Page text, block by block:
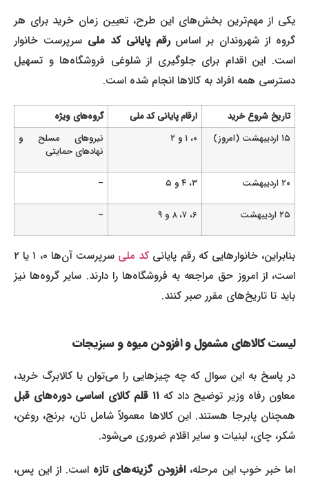
یکی از مهم‌ترین بخش‌های این طرح، تعیین زمان خرید برای هر
گروه از شهروندان بر اساسرقم پایانی کد ملیسرپرست خانوار
است. این اقدام برای جلوگیری از شلوغی فروشگاه‌ها و تسهیل
دسترسی همه افراد به کالاها انجام شده است.
تاریخ شروع خرید ارقام پایانی کد ملی
گروه‌های ویژه
نیروهای مسلح و
نهادهای حمایتی
بنابراین، خانوارهایی که رقم پایانیکد ملیسرپرست آن‌ها۰، ۱ یا ۲
است، از امروز حق مراجعه به فروشگاه‌ها را دارند. سایر گروه‌ها نیز
باید تا تاریخ‌های مقرر صبر کنند.
لیست کالاهای مشمول و افزودن میوه و سبزیجات
در پاسخ به این سوال که چه چیزهایی را می‌توان با کالابرگ خرید،
معاون رفاه وزیر توضیح داد که۱۱ قلم کالای اساسی دوره‌های قبل
همچنان پابرجا هستند. این کالاها معمولاً شامل نان، برنج، روغن،
شکر، چای، لبنیات و سایر اقلام ضروری می‌شود.
اما خبر خوب این مرحله،افزودن گزینه‌های تازهاست. از این پس،